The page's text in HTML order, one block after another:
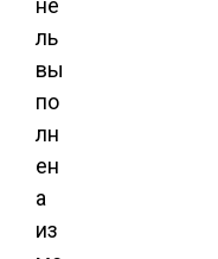
не
ль
вы
по
лн
ен
а
из